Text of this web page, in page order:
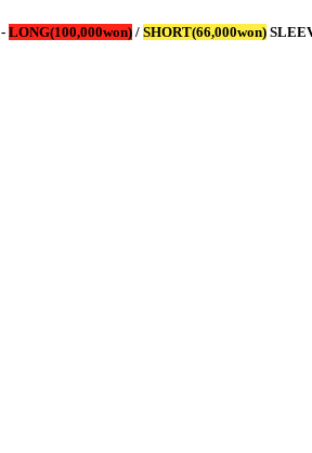
- LONG(100,000won) / SHORT(66,000won)